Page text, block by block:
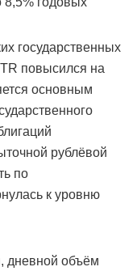
государственных
повысился на
основным
рублёвой
по
к уровню
дневной объём